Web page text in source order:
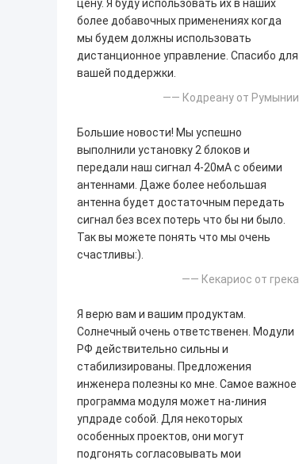
цену. Я буду использовать их в наших
более добавочных применениях когда
мы будем должны использовать
дистанционное управление. Спасибо для
вашей поддержки.
—— Кодреану от Румынии
Большие новости! Мы успешно
выполнили установку 2 блоков и
передали наш сигнал 4-20мА с обеими
антеннами. Даже более небольшая
антенна будет достаточным передать
сигнал без всех потерь что бы ни было.
Так вы можете понять что мы очень
счастливы:).
—— Кекариос от грека
Я верю вам и вашим продуктам.
Солнечный очень ответственен. Модули
РФ действительно сильны и
стабилизированы. Предложения
инженера полезны ко мне. Самое важное
программа модуля может на-линия
упдраде собой. Для некоторых
особенных проектов, они могут
подгонять согласовывать мои